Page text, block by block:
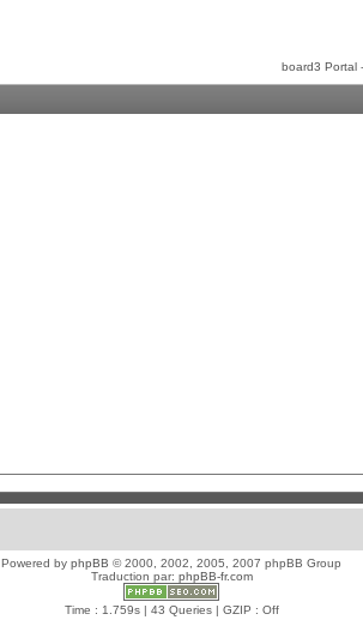
board3 Portal-
Powered by phpBB © 2000, 2002, 2005, 2007 phpBB Group
Traduction par: phpBB-fr.com
Time : 1.759s | 43 Queries | GZIP : Off